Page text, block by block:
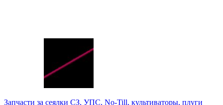
Запчасти за сеялки СЗ, УПС, No-Till, культиваторы, плуги